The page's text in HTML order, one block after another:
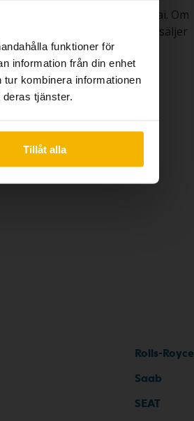
funktioner för
information från din enhet
kombinera informationen
tjänster.
Tillåt alla
när du säljer din Hyundai. Om
den åt dig. Därefter säljer
Hyundai Tucson
Rolls-Royce
Saab
SEAT